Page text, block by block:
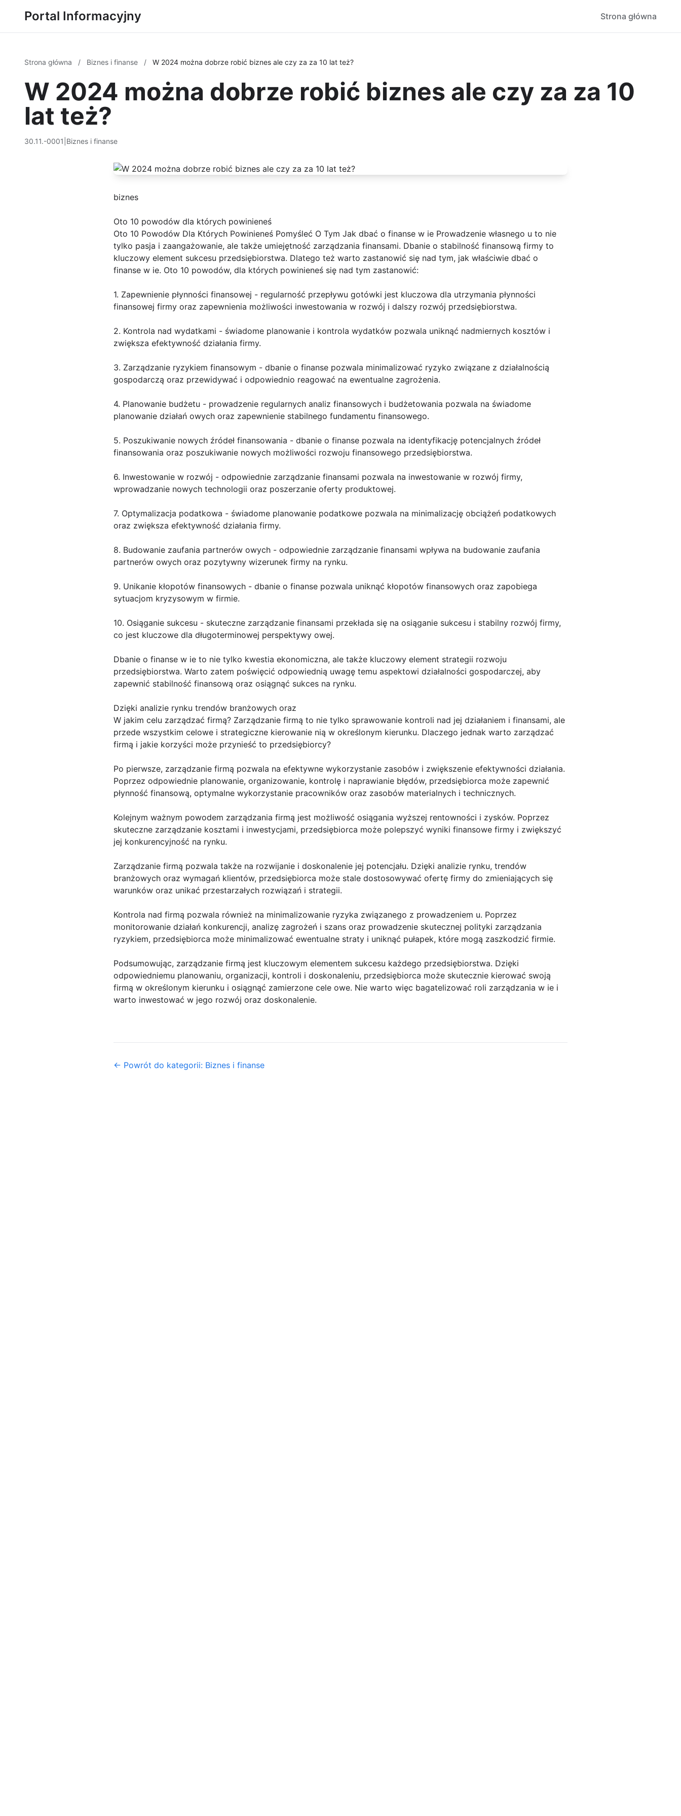
Portal Informacyjny Strona główna
Strona główna / Biznes i finanse / W 2024 można dobrze robić biznes ale czy za za 10 lat też?
W 2024 można dobrze robić biznes ale czy za za 10
lat też?
30.11.-0001 Biznes i finanse
biznes
Oto 10 powodów dla których powinieneś
Oto 10 Powodów Dla Których Powinieneś Pomyśleć O Tym Jak dbać o finanse w ie Prowadzenie własnego u to nie
tylko pasja i zaangażowanie, ale także umiejętność zarządzania finansami. Dbanie o stabilność finansową firmy to
kluczowy element sukcesu przedsiębiorstwa. Dlatego też warto zastanowić się nad tym, jak właściwie dbać o
finanse w ie. Oto 10 powodów, dla których powinieneś się nad tym zastanowić:
1. Zapewnienie płynności finansowej - regularność przepływu gotówki jest kluczowa dla utrzymania płynności
finansowej firmy oraz zapewnienia możliwości inwestowania w rozwój i dalszy rozwój przedsiębiorstwa.
2. Kontrola nad wydatkami - świadome planowanie i kontrola wydatków pozwala uniknąć nadmiernych kosztów i
zwiększa efektywność działania firmy.
3. Zarządzanie ryzykiem finansowym - dbanie o finanse pozwala minimalizować ryzyko związane z działalnością
gospodarczą oraz przewidywać i odpowiednio reagować na ewentualne zagrożenia.
4. Planowanie budżetu - prowadzenie regularnych analiz finansowych i budżetowania pozwala na świadome
planowanie działań owych oraz zapewnienie stabilnego fundamentu finansowego.
5. Poszukiwanie nowych źródeł finansowania - dbanie o finanse pozwala na identyfikację potencjalnych źródeł
finansowania oraz poszukiwanie nowych możliwości rozwoju finansowego przedsiębiorstwa.
6. Inwestowanie w rozwój - odpowiednie zarządzanie finansami pozwala na inwestowanie w rozwój firmy,
wprowadzanie nowych technologii oraz poszerzanie oferty produktowej.
7. Optymalizacja podatkowa - świadome planowanie podatkowe pozwala na minimalizację obciążeń podatkowych
oraz zwiększa efektywność działania firmy.
8. Budowanie zaufania partnerów owych - odpowiednie zarządzanie finansami wpływa na budowanie zaufania
partnerów owych oraz pozytywny wizerunek firmy na rynku.
9. Unikanie kłopotów finansowych - dbanie o finanse pozwala uniknąć kłopotów finansowych oraz zapobiega
sytuacjom kryzysowym w firmie.
10. Osiąganie sukcesu - skuteczne zarządzanie finansami przekłada się na osiąganie sukcesu i stabilny rozwój firmy,
co jest kluczowe dla długoterminowej perspektywy owej.
Dbanie o finanse w ie to nie tylko kwestia ekonomiczna, ale także kluczowy element strategii rozwoju
przedsiębiorstwa. Warto zatem poświęcić odpowiednią uwagę temu aspektowi działalności gospodarczej, aby
zapewnić stabilność finansową oraz osiągnąć sukces na rynku.
Dzięki analizie rynku trendów branżowych oraz
W jakim celu zarządzać firmą? Zarządzanie firmą to nie tylko sprawowanie kontroli nad jej działaniem i finansami, ale
przede wszystkim celowe i strategiczne kierowanie nią w określonym kierunku. Dlaczego jednak warto zarządzać
firmą i jakie korzyści może przynieść to przedsiębiorcy?
Po pierwsze, zarządzanie firmą pozwala na efektywne wykorzystanie zasobów i zwiększenie efektywności działania.
Poprzez odpowiednie planowanie, organizowanie, kontrolę i naprawianie błędów, przedsiębiorca może zapewnić
płynność finansową, optymalne wykorzystanie pracowników oraz zasobów materialnych i technicznych.
Kolejnym ważnym powodem zarządzania firmą jest możliwość osiągania wyższej rentowności i zysków. Poprzez
skuteczne zarządzanie kosztami i inwestycjami, przedsiębiorca może polepszyć wyniki finansowe firmy i zwiększyć
jej konkurencyjność na rynku.
Zarządzanie firmą pozwala także na rozwijanie i doskonalenie jej potencjału. Dzięki analizie rynku, trendów
branżowych oraz wymagań klientów, przedsiębiorca może stale dostosowywać ofertę firmy do zmieniających się
warunków oraz unikać przestarzałych rozwiązań i strategii.
Kontrola nad firmą pozwala również na minimalizowanie ryzyka związanego z prowadzeniem u. Poprzez
monitorowanie działań konkurencji, analizę zagrożeń i szans oraz prowadzenie skutecznej polityki zarządzania
ryzykiem, przedsiębiorca może minimalizować ewentualne straty i uniknąć pułapek, które mogą zaszkodzić firmie.
Podsumowując, zarządzanie firmą jest kluczowym elementem sukcesu każdego przedsiębiorstwa. Dzięki
odpowiedniemu planowaniu, organizacji, kontroli i doskonaleniu, przedsiębiorca może skutecznie kierować swoją
firmą w określonym kierunku i osiągnąć zamierzone cele owe. Nie warto więc bagatelizować roli zarządzania w ie i
warto inwestować w jego rozwój oraz doskonalenie.
← Powrót do kategorii: Biznes i finanse